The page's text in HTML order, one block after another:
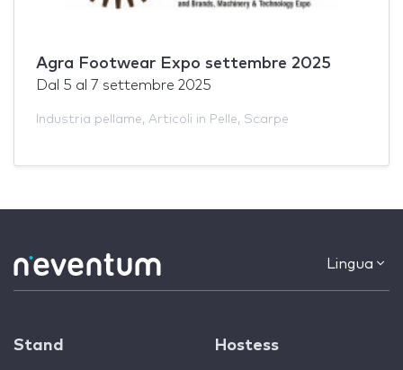
Agra Footwear Expo settembre 2025
Dal 5 al 7 settembre 2025
Industria pellame, Articoli in Pelle, Scarpe
Lingua
Stand Hostess